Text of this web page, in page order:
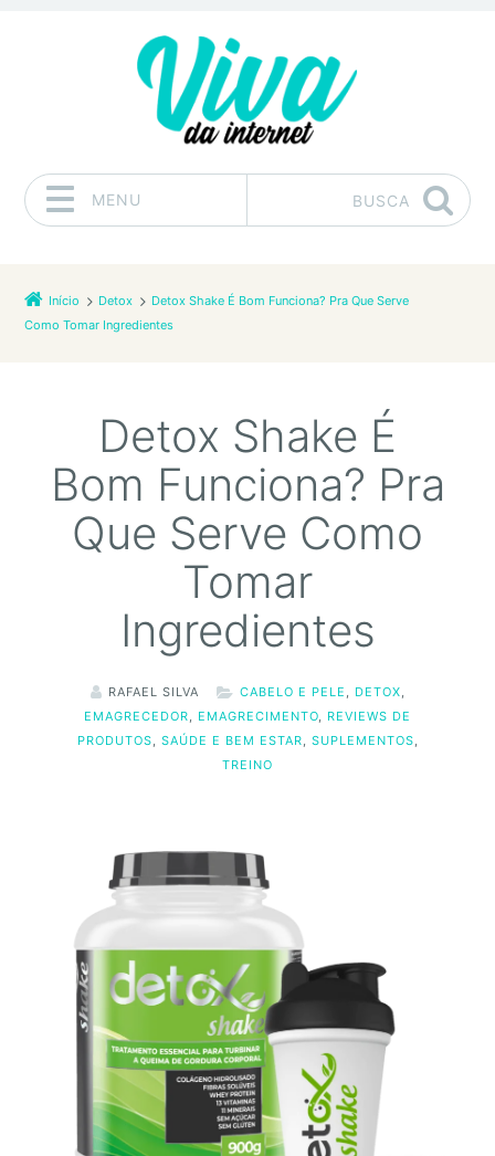
MENU BUSCA
Início Detox
Detox Shake É Bom Funciona? Pra Que Serve
Como Tomar Ingredientes
Detox Shake É
Bom Funciona? Pra
Que Serve Como
Tomar
Ingredientes
RAFAEL SILVA CABELO E PELE , DETOX,
EMAGRECEDOR, EMAGRECIMENTO, REVIEWS DE
PRODUTOS, SAÚDE E BEM ESTAR, SUPLEMENTOS,
TREINO